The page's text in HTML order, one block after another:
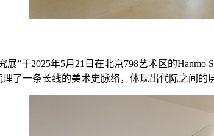
”于2025年5月21日在北京798艺术区的
了一条长线的美术史脉络，体现出代际之间